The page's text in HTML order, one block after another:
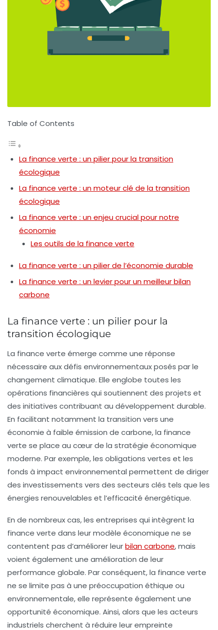
Table of Contents
La finance verte : un pilier pour la transition
écologique
La finance verte : un moteur clé de la transition
écologique
La finance verte : un enjeu crucial pour notre
économie
Les outils de la finance verte
La finance verte : un pilier de l’économie durable
La finance verte : un levier pour un meilleur bilan
carbone
La finance verte : un pilier pour la
transition écologique
La finance verte émerge comme une réponse
nécessaire aux défis environnementaux posés par le
changement climatique. Elle englobe toutes les
opérations financières qui soutiennent des projets et
des initiatives contribuant au développement durable.
En facilitant notamment la transition vers une
économie à faible émission de carbone, la finance
verte se place au cœur de la stratégie économique
moderne. Par exemple, les obligations vertes et les
fonds à impact environnemental permettent de diriger
des investissements vers des secteurs clés tels que les
énergies renouvelables et l’efficacité énergétique.
En de nombreux cas, les entreprises qui intègrent la
finance verte dans leur modèle économique ne se
contentent pas d’améliorer leurbilan carbone, mais
voient également une amélioration de leur
performance globale. Par conséquent, la finance verte
ne se limite pas à une préoccupation éthique ou
environnementale, elle représente également une
opportunité économique. Ainsi, alors que les acteurs
industriels cherchent à réduire leur empreinte